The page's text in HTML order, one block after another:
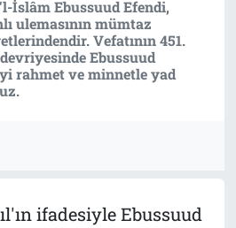
İslâm Ebussuud Efendi,
ulemasının mümtaz
Vefatının 451.
Ebussuud
rahmet ve minnetle yad
ifadesiyle Ebussuud